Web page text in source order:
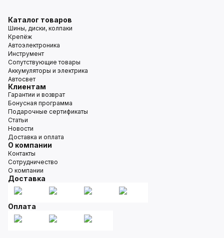
Каталог товаров
Шины, диски, колпаки
Крепёж
Автоэлектроника
Инструмент
Сопутствующие товары
Аккумуляторы и электрика
Автосвет
Клиентам
Гарантии и возврат
Бонусная программа
Подарочные сертификаты
Статьи
Новости
Доставка и оплата
О компании
Контакты
Сотрудничество
О компании
Доставка
Оплата